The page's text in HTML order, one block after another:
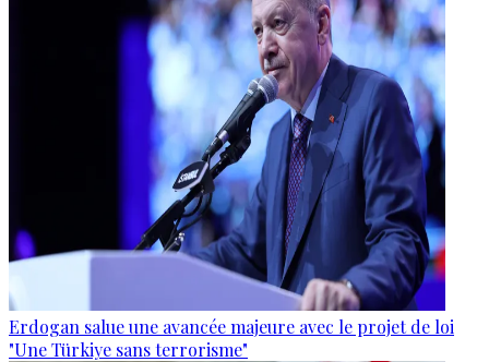
Erdogan salue une avancée majeure avec le projet de loi
"Une Türkiye sans terrorisme"